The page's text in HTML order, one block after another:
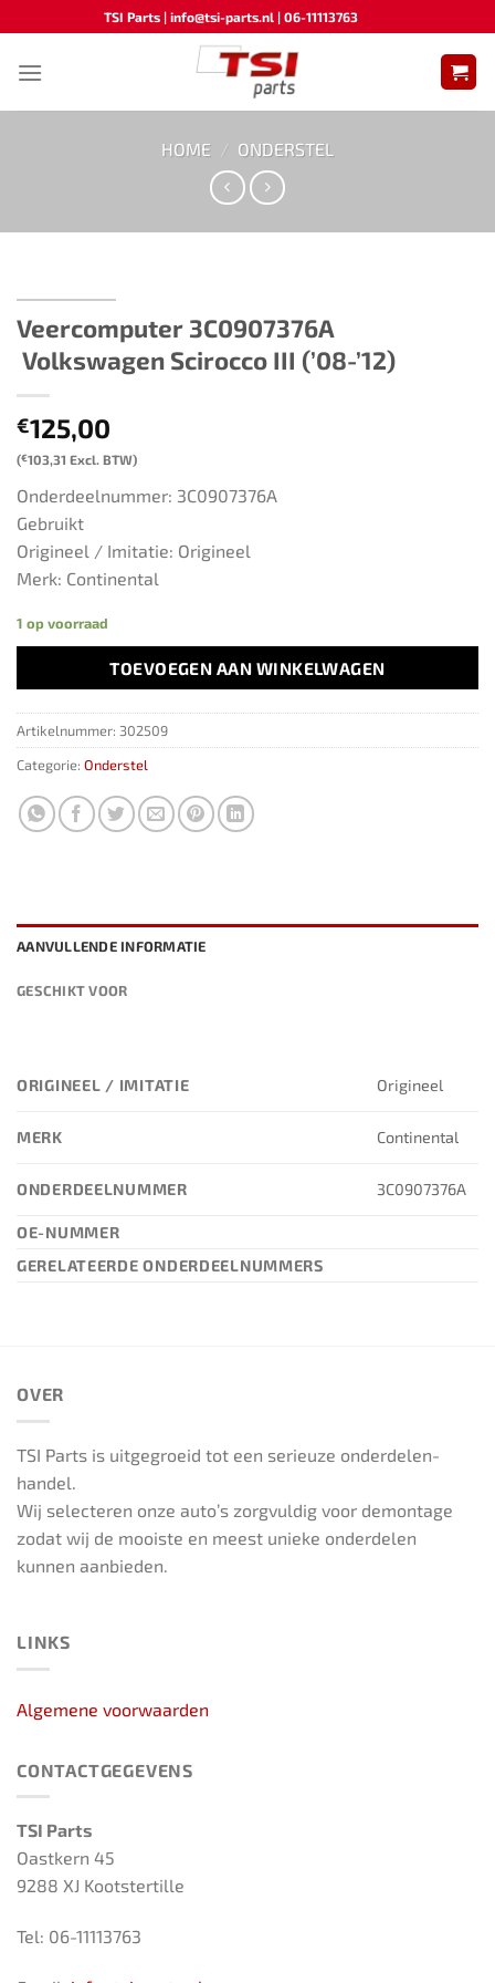
naar
inhoud
TSI Parts | info@tsi-parts.nl | 06-11113763
HOME / ONDERSTEL
Veercomputer 3C0907376A​
Volkswagen Scirocco III (’08-’12)
€125,00
(€103,31 Excl. BTW)
Onderdeelnummer: 3C0907376A
Gebruikt
Origineel / Imitatie: Origineel
Merk: Continental
1 op voorraad
TOEVOEGEN AAN WINKELWAGEN
Artikelnummer: 302509
Categorie: Onderstel
AANVULLENDE INFORMATIE
GESCHIKT VOOR
ORIGINEEL / IMITATIE Origineel
MERK Continental
ONDERDEELNUMMER 3C0907376A
OE-NUMMER
GERELATEERDE ONDERDEELNUMMERS
OVER
TSI Parts is uitgegroeid tot een serieuze onderdelen-
handel.
Wij selecteren onze auto’s zorgvuldig voor demontage
zodat wij de mooiste en meest unieke onderdelen
kunnen aanbieden.
LINKS
Algemene voorwaarden
CONTACTGEGEVENS
TSI Parts
Oastkern 45
9288 XJ Kootstertille
Tel: 06-11113763